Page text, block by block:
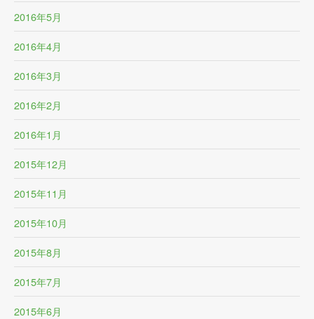
2016年5月
2016年4月
2016年3月
2016年2月
2016年1月
2015年12月
2015年11月
2015年10月
2015年8月
2015年7月
2015年6月